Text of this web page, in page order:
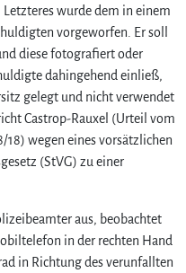
0
€
B
u
ß
g
g
e
wurde dem in einem
vorgeworfen. Er soll
diese fotografiert oder
dahingehend einließ,
gelegt und nicht verwendet
Castrop-Rauxel (Urteil vom
18) wegen eines vorsätzlichen
(StVG) zu einer
aus, beobachtet
in der rechten Hand
in Richtung des verunfallten